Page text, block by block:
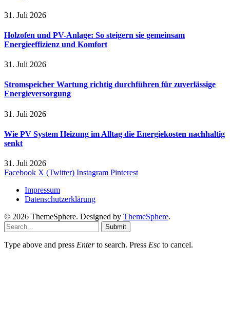
31. Juli 2026
Holzofen und PV-Anlage: So steigern sie gemeinsam
Energieeffizienz und Komfort
31. Juli 2026
Stromspeicher Wartung richtig durchführen für zuverlässige
Energieversorgung
31. Juli 2026
Wie PV System Heizung im Alltag die Energiekosten nachhaltig
senkt
31. Juli 2026
Facebook X (Twitter) Instagram Pinterest
Impressum
Datenschutzerklärung
© 2026 ThemeSphere. Designed by ThemeSphere.
Submit
Type above and press Enterto search. Press Esc to cancel.